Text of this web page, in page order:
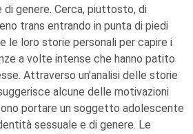
di genere. Cerca, piuttosto, di
trans entrando in punta di piedi
le loro storie personali per capire i
a volte intense che hanno patito
Attraverso un'analisi delle storie
alcune delle motivazioni
portare un soggetto adolescente
sessuale e di genere. Le